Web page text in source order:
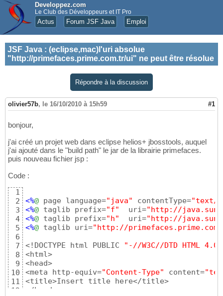
Developpez.com
Le Club des Développeurs et IT Pro
Actus Forum JSF Java Emploi
JSF Java : (eclipse,mac)l'uri absolue
"http://primefaces.prime.com.tr/ui" ne peut être résolue
Répondre à la discussion
olivier57b, le 16/10/2010 à 15h59 #1
bonjour,
j'ai créé un projet web dans eclipse helios+ jbosstools, auquel
j'ai ajouté dans le "build path" le jar de la librairie primefaces.
puis nouveau fichier jsp :
Code :
1
2
3
4
5
6
7
8
9
10
11
12
<%@ page language="java" contentType="text/
<%@ taglib prefix="f"
  uri=
"http://
<%@ taglib prefix="h"
  uri=
"http://
<%@ taglib uri="http://
<!DOCTYPE html PUBLIC
"-//W3C//DTD HTML
<html>
<head>
<meta http-equiv="Content-Type" content=
<title>Insert title here</title>
</head>